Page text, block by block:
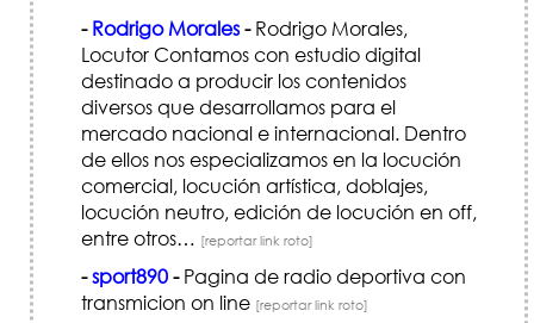
- Rodrigo Morales-Rodrigo Morales,
Locutor Contamos con estudio digital
destinado a producir los contenidos
diversos que desarrollamos para el
mercado nacional e internacional. Dentro
de ellos nos especializamos en la locución
comercial, locución artística, doblajes,
locución neutro, edición de locución en off,
entre otros… [reportar link roto]
-sport890-Pagina de radio deportiva con
transmicion on line [reportar link roto]